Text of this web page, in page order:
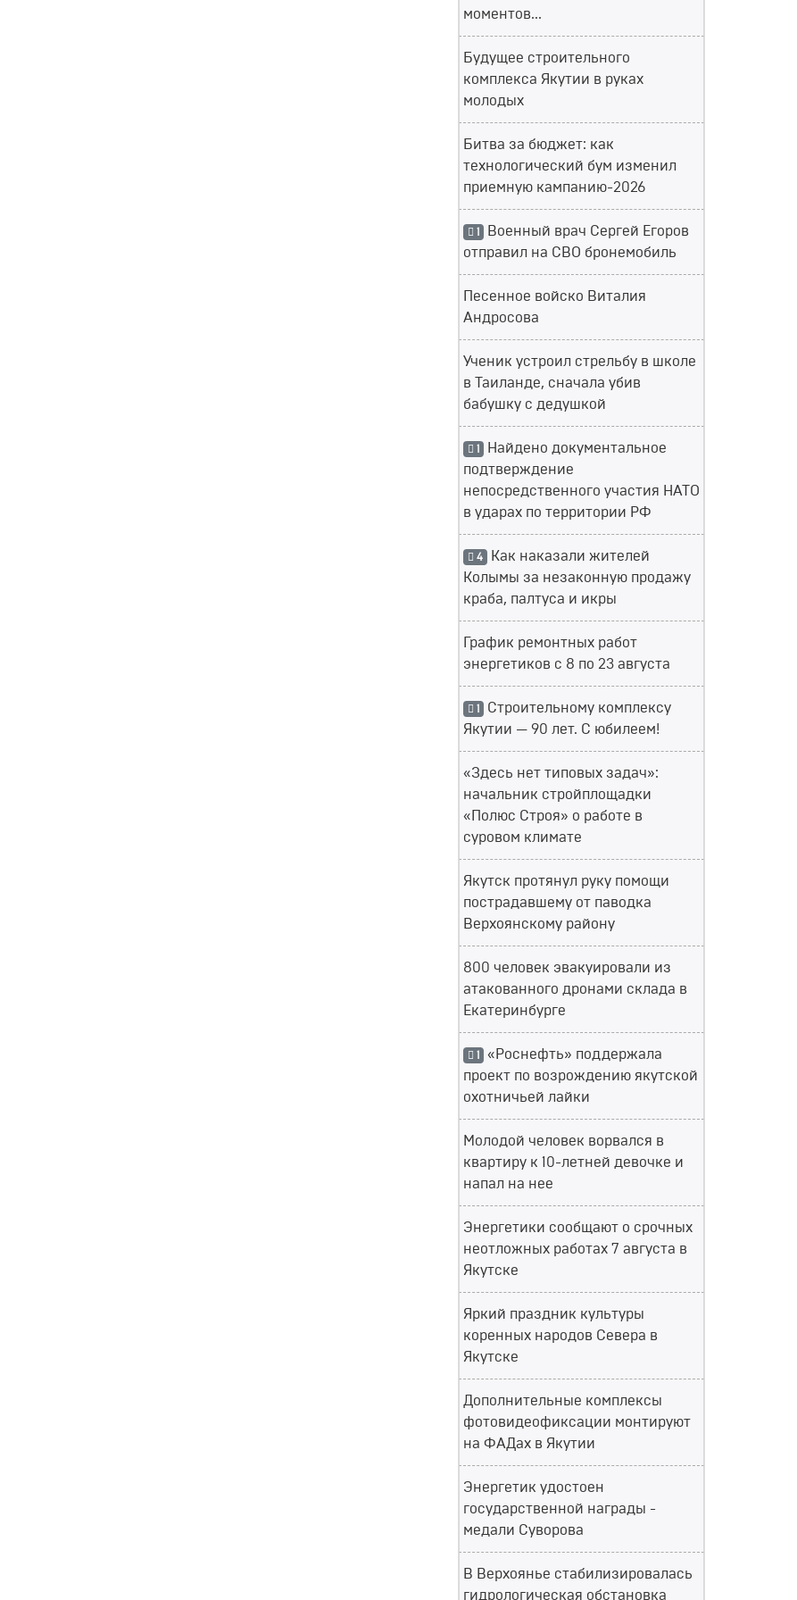
моментов...
Будущее строительного
комплекса Якутии в руках
молодых
Битва за бюджет: как
технологический бум изменил
приемную кампанию-2026
1 Военный врач Сергей Егоров
отправил на СВО бронемобиль
Песенное войско Виталия
Андросова
Ученик устроил стрельбу в школе
в Таиланде, сначала убив
бабушку с дедушкой
1 Найдено документальное
подтверждение
непосредственного участия НАТО
в ударах по территории РФ
4 Как наказали жителей
Колымы за незаконную продажу
краба, палтуса и икры
График ремонтных работ
энергетиков с 8 по 23 августа
1 Строительному комплексу
Якутии — 90 лет. С юбилеем!
«Здесь нет типовых задач»:
начальник стройплощадки
«Полюс Строя» о работе в
суровом климате
Якутск протянул руку помощи
пострадавшему от паводка
Верхоянскому району
800 человек эвакуировали из
атакованного дронами склада в
Екатеринбурге
1 «Роснефть» поддержала
проект по возрождению якутской
охотничьей лайки
Молодой человек ворвался в
квартиру к 10-летней девочке и
напал на нее
Энергетики сообщают о срочных
неотложных работах 7 августа в
Якутске
Яркий праздник культуры
коренных народов Севера в
Якутске
Дополнительные комплексы
фотовидеофиксации монтируют
на ФАДах в Якутии
Энергетик удостоен
государственной награды -
медали Суворова
В Верхоянье стабилизировалась
гидрологическая обстановка